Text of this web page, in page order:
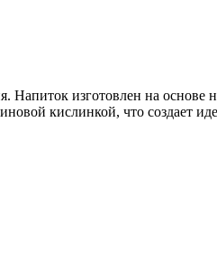
Напиток изготовлен на основе
кислинкой, что создает